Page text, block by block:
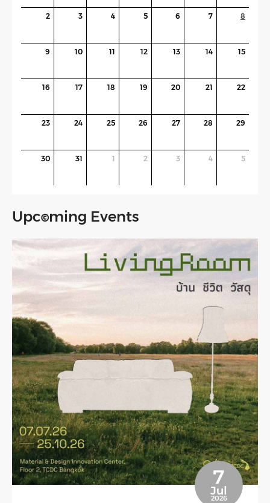
2 3 4 5 6 7 8
9 10 11 12 13 14 15
16 17 18 19 20 21 22
23 24 25 26 27 28 29
30 31 1 2 3 4 5
Upc©ming Events
7
Jul
2026